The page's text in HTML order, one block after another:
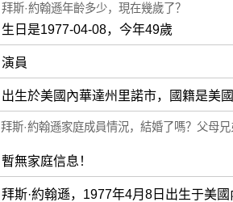
拜斯·約翰遜年齡多少，現在幾歲了？
生日是1977-04-08，今年49歲
演員
出生於美國內華達州里諾市，國籍是美國
拜斯·約翰遜家庭成員情況，結婚了嗎？父母
暫無家庭信息！
拜斯·約翰遜，1977年4月8日出生于美